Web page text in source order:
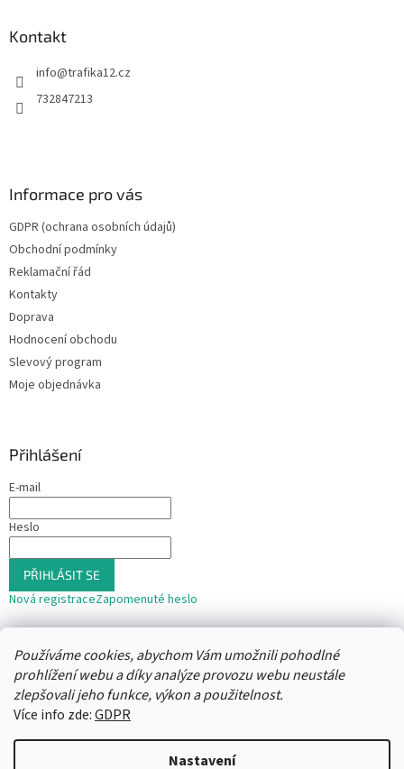
Používáme cookies, abychom Vám umožnili pohodlné
prohlížení webu a díky analýze provozu webu neustále
zlepšovali jeho funkce, výkon a použitelnost.
Více info zde:GDPR
Nastavení
Kontakt
info@trafika12.cz
732847213
Informace pro vás
GDPR (ochrana osobních údajů)
Obchodní podmínky
Reklamační řád
Kontakty
Doprava
Hodnocení obchodu
Slevový program
Moje objednávka
Přihlášení
E-mail
Heslo
PŘIHLÁSIT SE
Nová registraceZapomenuté heslo
nebo
Přihlásit se přes Seznam